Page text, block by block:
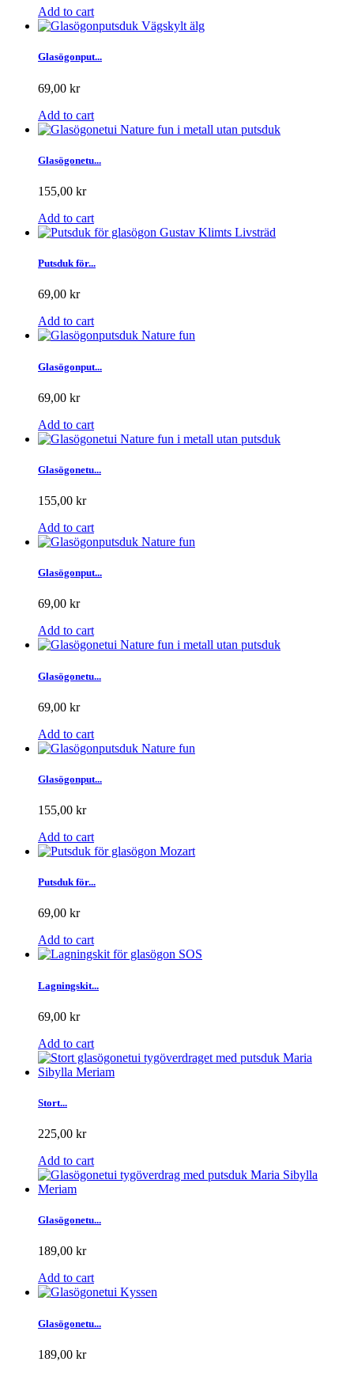
Add to cart
Glasögonput...
69,00 kr
Add to cart
Glasögonetu...
155,00 kr
Add to cart
Putsduk för...
69,00 kr
Add to cart
Glasögonput...
69,00 kr
Add to cart
Glasögonetu...
155,00 kr
Add to cart
Glasögonput...
69,00 kr
Add to cart
Glasögonetu...
69,00 kr
Add to cart
Glasögonput...
155,00 kr
Add to cart
Putsduk för...
69,00 kr
Add to cart
Lagningskit...
69,00 kr
Add to cart
Stort...
225,00 kr
Add to cart
Glasögonetu...
189,00 kr
Add to cart
Glasögonetu...
189,00 kr